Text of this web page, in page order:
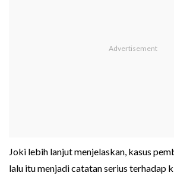
Joki lebih lanjut menjelaskan, kasus
lalu itu menjadi catatan serius terhadap